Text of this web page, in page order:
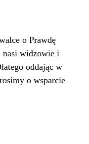
o Prawdę
nasi widzowie i
oddając w
o wsparcie